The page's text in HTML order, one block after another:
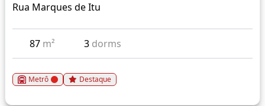
Rua Marques de Itu
87 m² 3 dorms
Metrô Destaque